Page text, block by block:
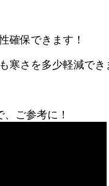
確保できます！
寒さを多少軽減でき
ご参考に！